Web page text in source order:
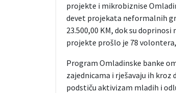
projekte i mikrobiznise
devet projekata neformalnih
23.500,00 KM, dok su
projekte prošlo je 78
Program Omladinske banke
zajednicama i rješavaju ih
podstiču aktivizam mladih i